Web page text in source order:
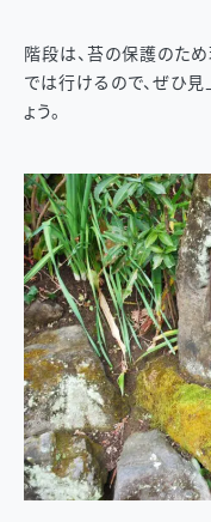
階段は、苔の保護のた
では行けるので、ぜひ
ょう。